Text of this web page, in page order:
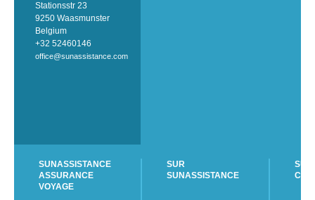
Stationsstr 23
9250 Waasmunster
Belgium
+32 52460146
office@sunassistance.com
SUNASSISTANCE
ASSURANCE
VOYAGE
SUR
SUNASSISTANCE